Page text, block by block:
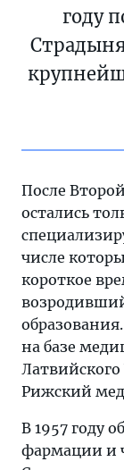
году
После
остались
числе
короткое
на базе
Рижский
В 1957 году
фармации и